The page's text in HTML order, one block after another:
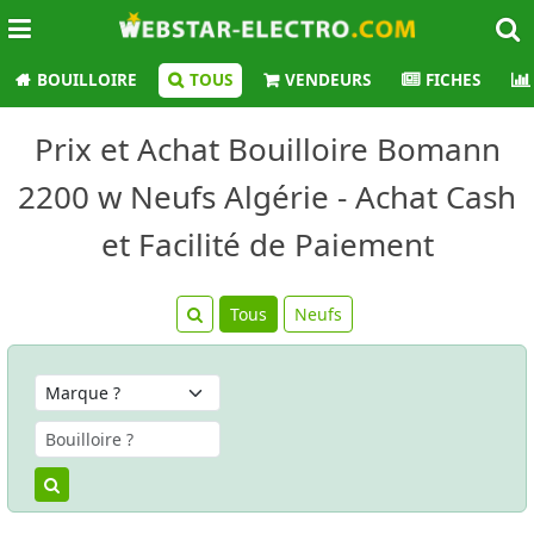
BOUILLOIRE TOUS VENDEURS FICHES
Prix et Achat Bouilloire Bomann
2200 w Neufs Algérie - Achat Cash
et Facilité de Paiement
Tous Neufs